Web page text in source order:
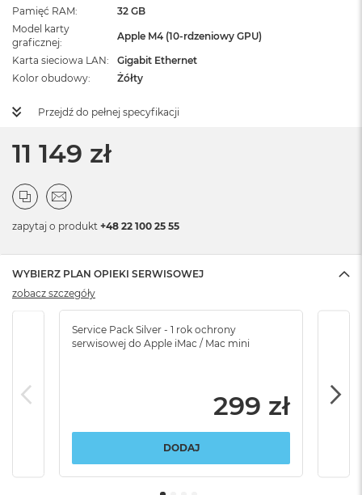
Pamięć RAM
32 GB
Model karty
graficznej
Apple M4 (10-rdzeniowy GPU)
Karta sieciowa LAN
Gigabit Ethernet
Kolor obudowy
Żółty
Przejdź do pełnej specyfikacji
11 149 zł
zapytaj o produkt +48 22 100 25 55
WYBIERZ PLAN OPIEKI SERWISOWEJ
Service Pack Silver - 1 rok ochrony
serwisowej do Apple iMac / Mac mini
299 zł
DODAJ
zobacz szczegóły